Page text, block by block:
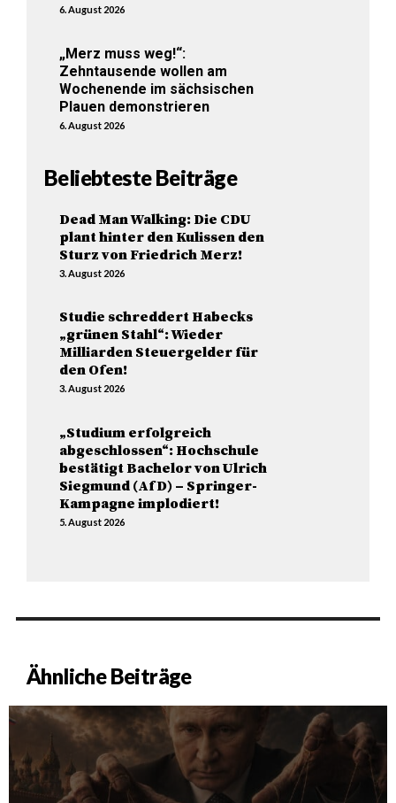
6. August 2026
„Merz muss weg!“:
Zehntausende wollen am
Wochenende im sächsischen
Plauen demonstrieren
6. August 2026
Beliebteste Beiträge
Dead Man Walking: Die CDU
plant hinter den Kulissen den
Sturz von Friedrich Merz!
3. August 2026
Studie schreddert Habecks
„grünen Stahl“: Wieder
Milliarden Steuergelder für
den Ofen!
3. August 2026
„Studium erfolgreich
abgeschlossen“: Hochschule
bestätigt Bachelor von Ulrich
Siegmund (AfD) – Springer-
Kampagne implodiert!
5. August 2026
Ähnliche Beiträge